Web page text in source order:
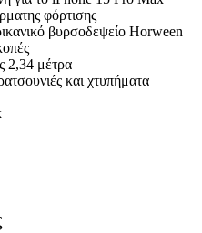
φόρτισης
βυρσοδεψείο Horween
2,34 μέτρα
και χτυπήματα